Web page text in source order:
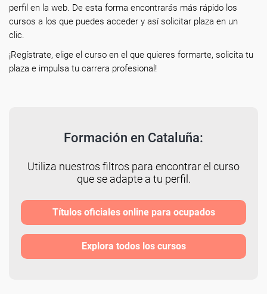
perfil en la web. De esta forma encontrarás más rápido los
cursos a los que puedes acceder y así solicitar plaza en un
clic.
¡Regístrate, elige el curso en el que quieres formarte, solicita tu
plaza e impulsa tu carrera profesional!
Formación en Cataluña:
Utiliza nuestros filtros para encontrar el curso
que se adapte a tu perfil.
Títulos oficiales online para ocupados
Explora todos los cursos